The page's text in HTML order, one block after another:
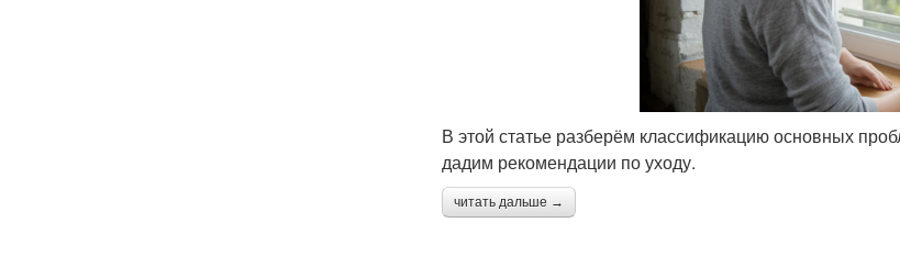
В этой статье разберём классификацию основных
дадим рекомендации по уходу.
читать дальше →